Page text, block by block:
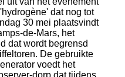
dat nog tot
30 mei plaatsvindt
de-Mars, het
dat wordt begrensd
De gebruikte
voedt het
dorp dat tijdens